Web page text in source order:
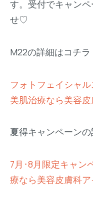
す。受付でキャン
せ♡
M22の詳細はコチラ
フォトフェイシャ
美肌治療なら美容
夏得キャンペーン
7月･8月限定キャン
療なら美容皮膚科